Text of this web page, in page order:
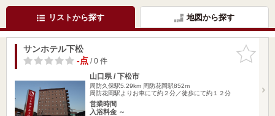
リストから探す 地図から探す
お気に入
りに追加
サンホテル下松
-点/ 0 件
山口県 / 下松市
周防久保駅5.29km 周防花岡駅852m
周防花岡駅よりお車にて約２分／徒歩にて約１２分
営業時間
入浴料金 ～